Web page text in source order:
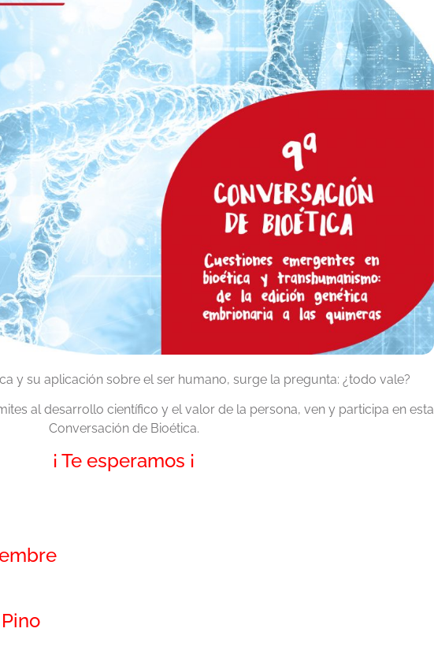
y su aplicación sobre el ser humano, surge la pregunta: ¿todo vale?
al desarrollo científico y el valor de la persona, ven y participa en esta
Conversación de Bioética.
¡ Te esperamos ¡